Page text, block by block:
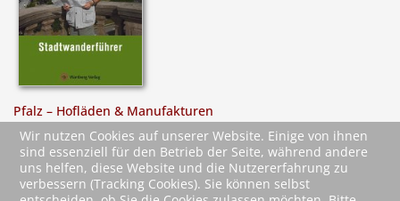
Pfalz – Hofläden & Manufakturen
Heimat erleben und genießen!
Wir nutzen Cookies auf unserer Website. Einige von ihnen
sind essenziell für den Betrieb der Seite, während andere
uns helfen, diese Website und die Nutzererfahrung zu
verbessern (Tracking Cookies). Sie können selbst